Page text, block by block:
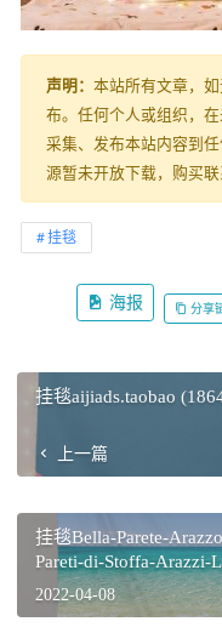
声明： 本站所有文章，
布。任何个人或组织，
采集、发布本站内容到
源暂未开放下载，购买
挂毯
海报 分享
挂毯aijiads.taobao
上一篇
挂毯Bella-Parete-
Pareti-di-Stoffa-Arazzi-
Della (1)
2022-04-08